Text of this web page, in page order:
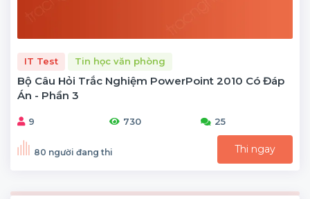
IT Test Tin học văn phòng
Bộ Câu Hỏi Trắc Nghiệm PowerPoint 2010 Có Đáp
Án - Phần 3
9 730 25
80 người đang thi Thi ngay